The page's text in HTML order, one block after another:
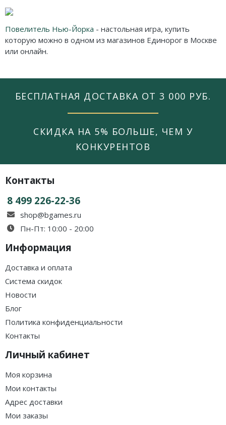
Повелитель Нью-Йорка - настольная игра, купить
которую можно в одном из магазинов Единорог в Москве
или онлайн.
БЕСПЛАТНАЯ ДОСТАВКА ОТ 3 000 РУБ.
СКИДКА НА 5% БОЛЬШЕ, ЧЕМ У
КОНКУРЕНТОВ
Контакты
8 499 226-22-36
shop@bgames.ru
Пн-Пт: 10:00 - 20:00
Информация
Доставка и оплата
Система скидок
Новости
Блог
Политика конфиденциальности
Контакты
Личный кабинет
Моя корзина
Мои контакты
Адрес доставки
Мои заказы